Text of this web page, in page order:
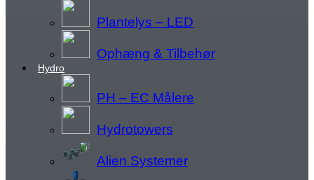
Plantelys – LED
Ophæng & Tilbehør
Hydro
PH – EC Målere
Hydrotowers
Alien Systemer